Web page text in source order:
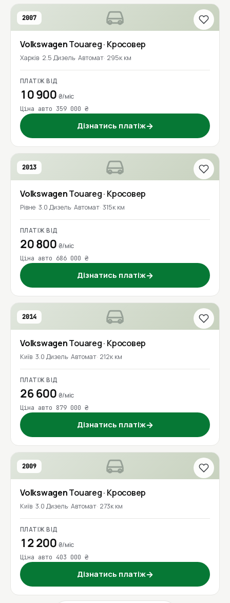
2007
VolkswagenTouareg· Кросовер
Харків 2.5 Дизель Автомат 295к км
ПЛАТІЖ ВІД
10 900 ₴/міс
Ціна авто 359 000 ₴
Дізнатись платіж→
2013
VolkswagenTouareg· Кросовер
Рівне 3.0 Дизель Автомат 315к км
ПЛАТІЖ ВІД
20 800 ₴/міс
Ціна авто 686 000 ₴
Дізнатись платіж→
2014
VolkswagenTouareg· Кросовер
Київ 3.0 Дизель Автомат 212к км
ПЛАТІЖ ВІД
26 600 ₴/міс
Ціна авто 879 000 ₴
Дізнатись платіж→
2009
VolkswagenTouareg· Кросовер
Київ 3.0 Дизель Автомат 273к км
ПЛАТІЖ ВІД
12 200 ₴/міс
Ціна авто 403 000 ₴
Дізнатись платіж→